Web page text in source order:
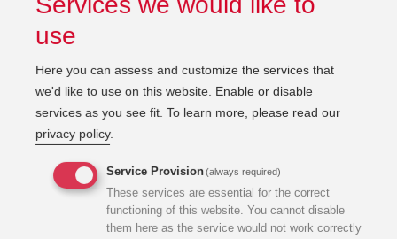
Leistungen KWI
KWI war für die Planung sowie Fachbauaufsicht der
Technischen Gebäudeausrüstung zuständig. Uns war es
ein großes Anliegen, die bestmögliche nachhaltige Lösung
zu finden und realisierbar zu machen. In diesem Falle:
use
Here you can assess and customize the services that
we'd like to use on this website. Enable or disable
services as you see fit. To learn more, please read our
privacy policy.
Service Provision(always required)
These services are essential for the correct
functioning of this website. You cannot disable
them here as the service would not work correctly